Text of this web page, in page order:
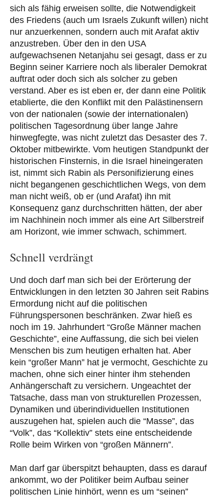
sich als fähig erweisen sollte, die Notwendigkeit
des Friedens (auch um Israels Zukunft willen) nicht
nur anzuerkennen, sondern auch mit Arafat aktiv
anzustreben. Über den in den USA
aufgewachsenen Netanjahu sei gesagt, dass er zu
Beginn seiner Karriere noch als liberaler Demokrat
auftrat oder doch sich als solcher zu geben
verstand. Aber es ist eben er, der dann eine Politik
etablierte, die den Konflikt mit den Palästinensern
von der nationalen (sowie der internationalen)
politischen Tagesordnung über lange Jahre
hinwegfegte, was nicht zuletzt das Desaster des 7.
Oktober mitbewirkte. Vom heutigen Standpunkt der
historischen Finsternis, in die Israel hineingeraten
ist, nimmt sich Rabin als Personifizierung eines
nicht begangenen geschichtlichen Wegs, von dem
man nicht weiß, ob er (und Arafat) ihn mit
Konsequenz ganz durchschritten hätten, der aber
im Nachhinein noch immer als eine Art Silberstreif
am Horizont, wie immer schwach, schimmert.
Schnell verdrängt
Und doch darf man sich bei der Erörterung der
Entwicklungen in den letzten 30 Jahren seit Rabins
Ermordung nicht auf die politischen
Führungspersonen beschränken. Zwar hieß es
noch im 19. Jahrhundert “Große Männer machen
Geschichte”, eine Auffassung, die sich bei vielen
Menschen bis zum heutigen erhalten hat. Aber
kein “großer Mann” hat je vermocht, Geschichte zu
machen, ohne sich einer hinter ihm stehenden
Anhängerschaft zu versichern. Ungeachtet der
Tatsache, dass man von strukturellen Prozessen,
Dynamiken und überindividuellen Institutionen
auszugehen hat, spielen auch die “Masse”, das
“Volk”, das “Kollektiv” stets eine entscheidende
Rolle beim Wirken von “großen Männern”.
Man darf gar überspitzt behaupten, dass es darauf
ankommt, wo der Politiker beim Aufbau seiner
politischen Linie hinhört, wenn es um “seinen”